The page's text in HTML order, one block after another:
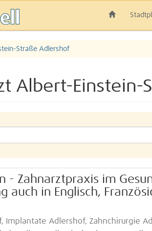
Straße Adlershof
Albert-Einstein-
- Zahnarztpraxis im
auch in Englisch,
Implantate Adlershof, Zahnchirurgie